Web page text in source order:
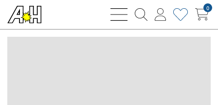
bars
thin
magnifying
thin
user
heart0